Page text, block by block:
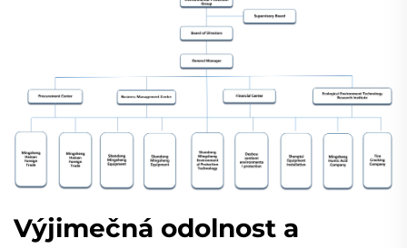
Výjimečná odolnost a